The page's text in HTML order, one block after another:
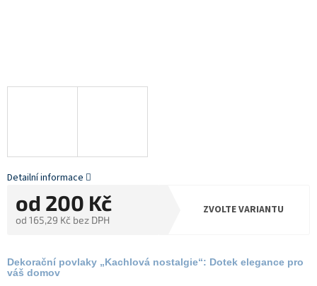
od 200 Kč
od 165,29 Kč bez DPH
ZVOLTE VARIANTU
Dekorační povlaky „Kachlová nostalgie“: Dotek elegance pro
váš domov
Detailní informace